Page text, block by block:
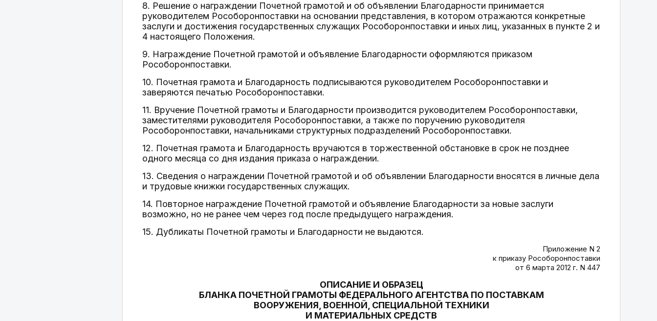
8. Решение о награждении Почетной грамотой и об объявлении Благодарности принимается
руководителем Рособоронпоставки на основании представления, в котором отражаются конкретные
заслуги и достижения государственных служащих Рособоронпоставки и иных лиц, указанных в пункте 2 и
4 настоящего Положения.
9. Награждение Почетной грамотой и объявление Благодарности оформляются приказом
Рособоронпоставки.
10. Почетная грамота и Благодарность подписываются руководителем Рособоронпоставки и
заверяются печатью Рособоронпоставки.
11. Вручение Почетной грамоты и Благодарности производится руководителем Рособоронпоставки,
заместителями руководителя Рособоронпоставки, а также по поручению руководителя
Рособоронпоставки, начальниками структурных подразделений Рособоронпоставки.
12. Почетная грамота и Благодарность вручаются в торжественной обстановке в срок не позднее
одного месяца со дня издания приказа о награждении.
13. Сведения о награждении Почетной грамотой и об объявлении Благодарности вносятся в личные дела
и трудовые книжки государственных служащих.
14. Повторное награждение Почетной грамотой и объявление Благодарности за новые заслуги
возможно, но не ранее чем через год после предыдущего награждения.
15. Дубликаты Почетной грамоты и Благодарности не выдаются.
Приложение N 2
к приказу Рособоронпоставки
от 6 марта 2012 г. N 447
ОПИСАНИЕ И ОБРАЗЕЦ
БЛАНКА ПОЧЕТНОЙ ГРАМОТЫ ФЕДЕРАЛЬНОГО АГЕНТСТВА ПО ПОСТАВКАМ
ВООРУЖЕНИЯ, ВОЕННОЙ, СПЕЦИАЛЬНОЙ ТЕХНИКИ
И МАТЕРИАЛЬНЫХ СРЕДСТВ